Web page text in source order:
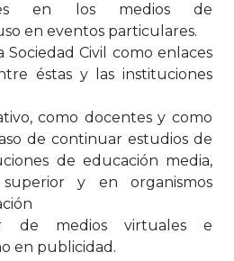
en los medios de
en eventos particulares.
Sociedad Civil como enlaces
éstas y las instituciones
como docentes y como
de continuar estudios de
de educación media,
y en organismos
de medios virtuales e
en publicidad.